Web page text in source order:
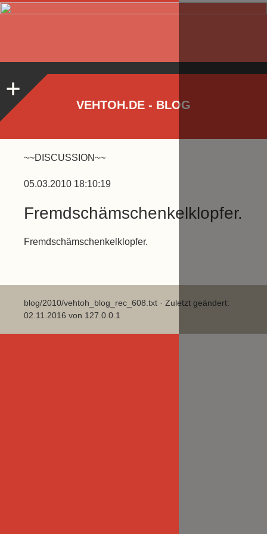
VEHTOH.DE - BLOG
~~DISCUSSION~~
05.03.2010 18:10:19
Fremdschämschenkelklopfer.
Fremdschämschenkelklopfer.
blog/2010/vehtoh_blog_rec_608.txt · Zuletzt geändert:
02.11.2016 von 127.0.0.1